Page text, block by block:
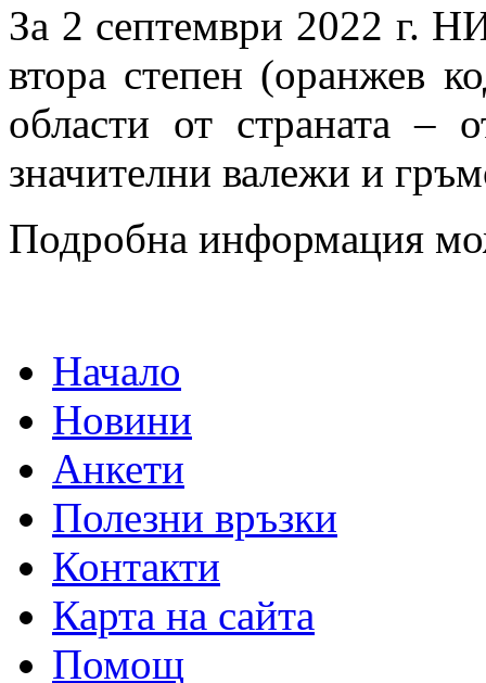
За 2 септември 2022 г.
втора степен (оранжев
области от страната –
значителни валежи и
Подробна информация
Начало
Новини
Анкети
Полезни връзки
Контакти
Карта на сайта
Помощ